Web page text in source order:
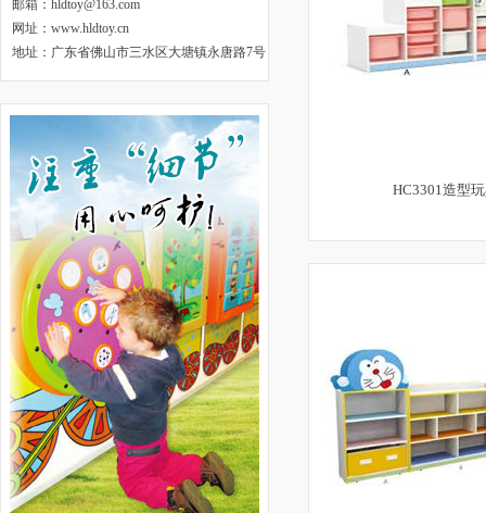
邮箱：hldtoy@163.com
网址：www.hldtoy.cn
地址： 广东省佛山市三水区大塘镇永唐路7号
HC3301造型